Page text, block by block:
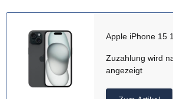
Apple iPhone 15
Zuzahlung wird
angezeigt